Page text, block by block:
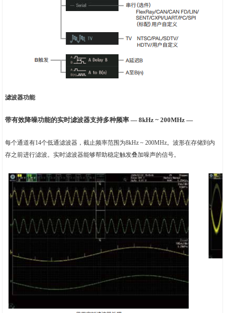
滤波器功能
带有效降噪功能的实时滤波器支持多种频率 — 8kHz ~ 200MHz —
每个通道有14个低通滤波器，截止频率范围为8kHz ~ 200MHz。波形在存储到内
存之前进行滤波。实时滤波器能够帮助稳定触发叠加噪声的信号。